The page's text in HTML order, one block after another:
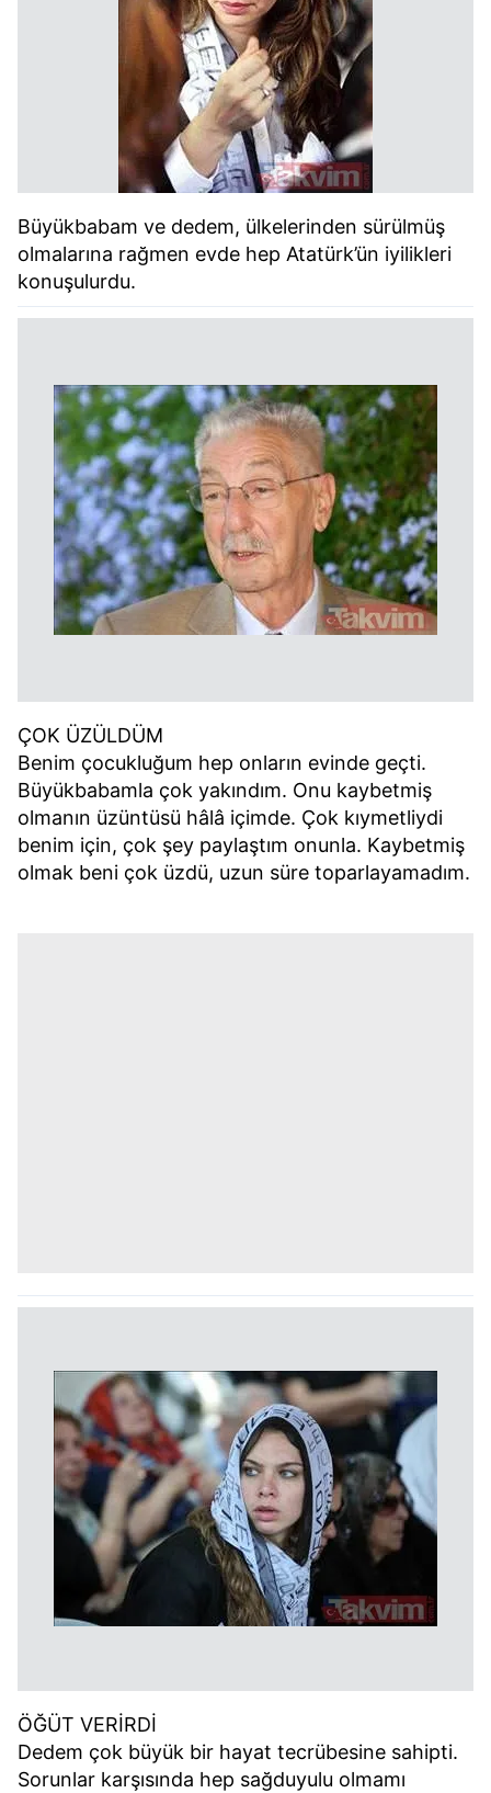
Büyükbabam ve dedem, ülkelerinden sürülmüş
olmalarına rağmen evde hep Atatürk’ün iyilikleri
konuşulurdu.
ÇOK ÜZÜLDÜM
Benim çocukluğum hep onların evinde geçti.
Büyükbabamla çok yakındım. Onu kaybetmiş
olmanın üzüntüsü hâlâ içimde. Çok kıymetliydi
benim için, çok şey paylaştım onunla. Kaybetmiş
olmak beni çok üzdü, uzun süre toparlayamadım.
ÖĞÜT VERİRDİ
Dedem çok büyük bir hayat tecrübesine sahipti.
Sorunlar karşısında hep sağduyulu olmamı